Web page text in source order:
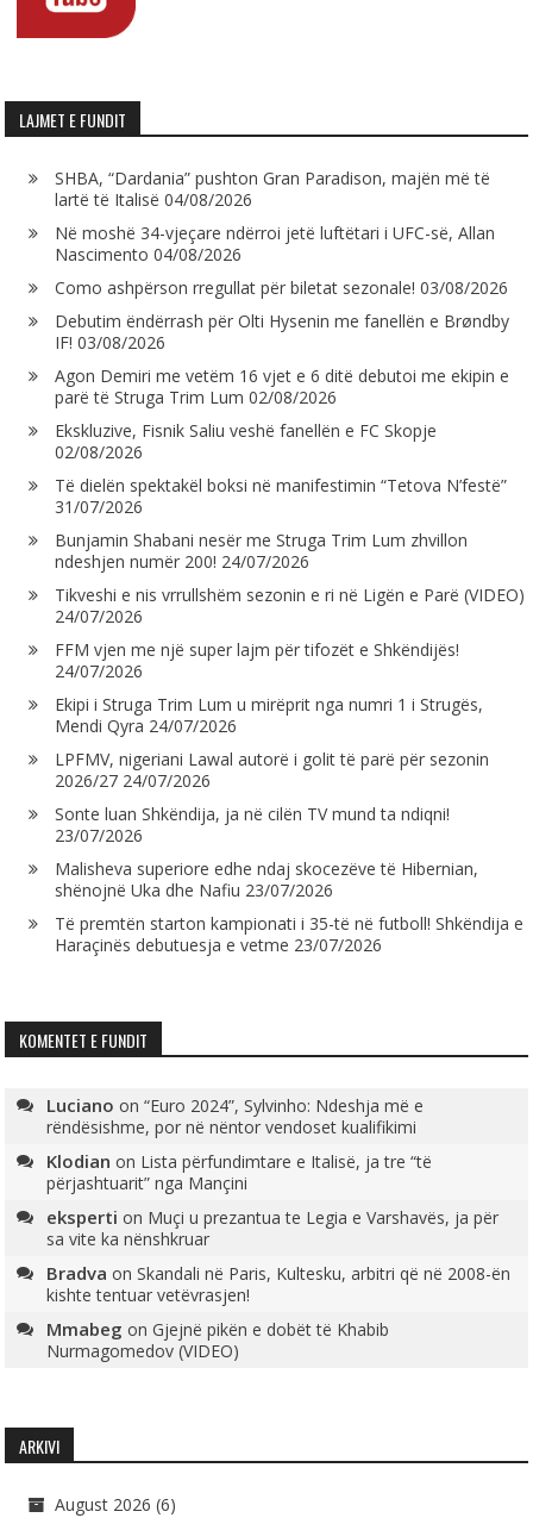
LAJMET E FUNDIT
SHBA, “Dardania” pushton Gran Paradison, majën më të
lartë të Italisë 04/08/2026
Në moshë 34-vjeçare ndërroi jetë luftëtari i UFC-së, Allan
Nascimento 04/08/2026
Como ashpërson rregullat për biletat sezonale! 03/08/2026
Debutim ëndërrash për Olti Hysenin me fanellën e Brøndby
IF! 03/08/2026
Agon Demiri me vetëm 16 vjet e 6 ditë debutoi me ekipin e
parë të Struga Trim Lum 02/08/2026
Ekskluzive, Fisnik Saliu veshë fanellën e FC Skopje
02/08/2026
Të dielën spektakël boksi në manifestimin “Tetova N’festë”
31/07/2026
Bunjamin Shabani nesër me Struga Trim Lum zhvillon
ndeshjen numër 200! 24/07/2026
Tikveshi e nis vrrullshëm sezonin e ri në Ligën e Parë (VIDEO)
24/07/2026
FFM vjen me një super lajm për tifozët e Shkëndijës!
24/07/2026
Ekipi i Struga Trim Lum u mirëprit nga numri 1 i Strugës,
Mendi Qyra 24/07/2026
LPFMV, nigeriani Lawal autorë i golit të parë për sezonin
2026/27 24/07/2026
Sonte luan Shkëndija, ja në cilën TV mund ta ndiqni!
23/07/2026
Malisheva superiore edhe ndaj skocezëve të Hibernian,
shënojnë Uka dhe Nafiu 23/07/2026
Të premtën starton kampionati i 35-të në futboll! Shkëndija e
Haraçinës debutuesja e vetme 23/07/2026
KOMENTET E FUNDIT
Luciano on“Euro 2024”, Sylvinho: Ndeshja më e
rëndësishme, por në nëntor vendoset kualifikimi
Klodian on Lista përfundimtare e Italisë, ja tre “të
përjashtuarit” nga Mançini
eksperti on Muçi u prezantua te Legia e Varshavës, ja për
sa vite ka nënshkruar
Bradva onSkandali në Paris, Kultesku, arbitri që në 2008-ën
kishte tentuar vetëvrasjen!
Mmabeg onGjejnë pikën e dobët të Khabib
Nurmagomedov (VIDEO)
ARKIVI
August 2026 (6)